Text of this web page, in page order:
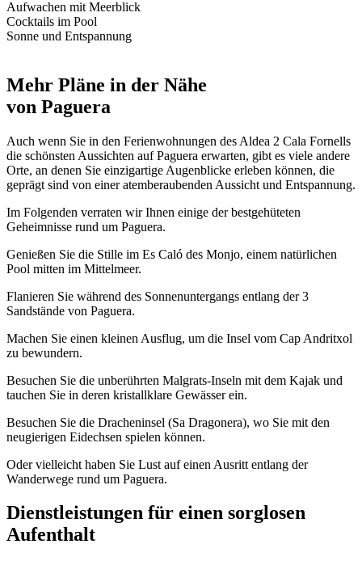
Aufwachen mit Meerblick
Cocktails im Pool
Sonne und Entspannung
Mehr Pläne in der Nähe
von Paguera
Auch wenn Sie in den Ferienwohnungen des Aldea 2 Cala Fornells
die schönsten Aussichten auf Paguera erwarten, gibt es viele andere
Orte, an denen Sie einzigartige Augenblicke erleben können, die
geprägt sind von einer atemberaubenden Aussicht und Entspannung.
Im Folgenden verraten wir Ihnen einige der bestgehüteten
Geheimnisse rund um Paguera.
Genießen Sie die Stille im Es Caló des Monjo, einem natürlichen
Pool mitten im Mittelmeer.
Flanieren Sie während des Sonnenuntergangs entlang der 3
Sandstände von Paguera.
Machen Sie einen kleinen Ausflug, um die Insel vom Cap Andritxol
zu bewundern.
Besuchen Sie die unberührten Malgrats-Inseln mit dem Kajak und
tauchen Sie in deren kristallklare Gewässer ein.
Besuchen Sie die Dracheninsel (Sa Dragonera), wo Sie mit den
neugierigen Eidechsen spielen können.
Oder vielleicht haben Sie Lust auf einen Ausritt entlang der
Wanderwege rund um Paguera.
Dienstleistungen für einen sorglosen
Aufenthalt